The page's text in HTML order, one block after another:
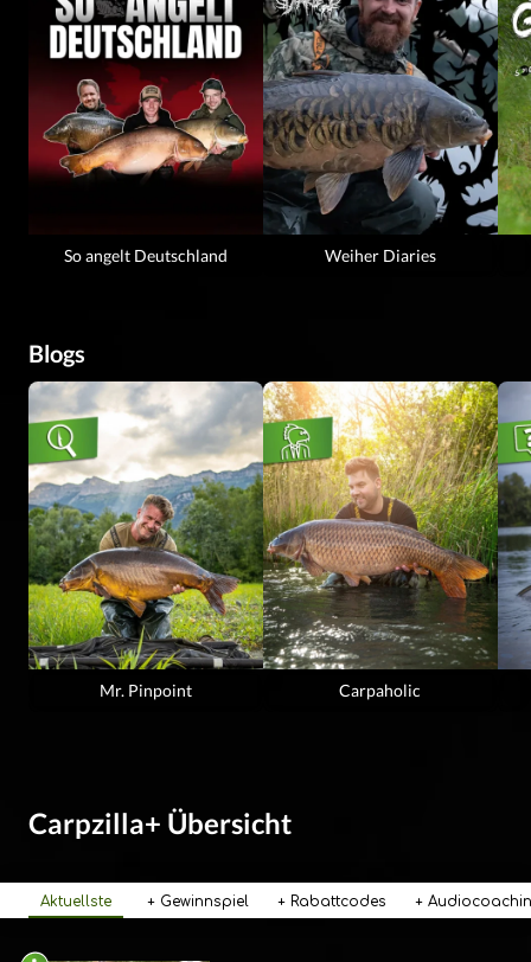
So angelt Deutschland Weiher Diaries
Blogs
Mr. Pinpoint Carpaholic
Carpzilla+ Übersicht
Aktuellste + Gewinnspiel + Rabattcodes +